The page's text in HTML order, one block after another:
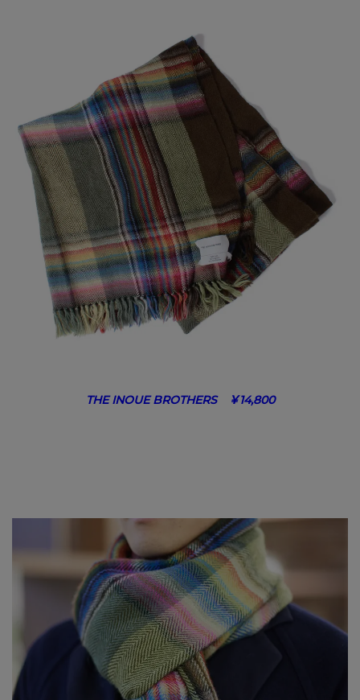
THE INOUE BROTHERS ￥14,800